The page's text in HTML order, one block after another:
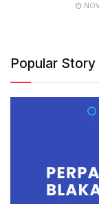
Popular Story